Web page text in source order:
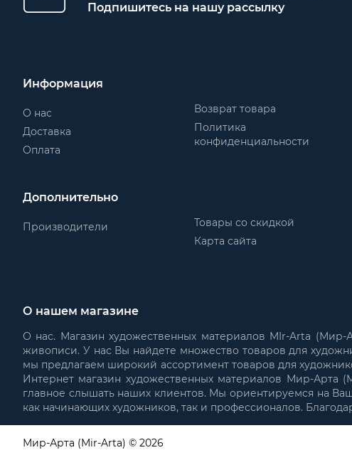
Подпишитесь на нашу рассылку
Информация
О нас
Доставка
Оплата
Возврат товара
Политика
конфиденциальности
Дополнительно
Производители
Товары со скидкой
Карта сайта
О нашем магазине
О нас. Магазин художественных материалов MIr-Arta
живописи. У нас Вы найдете множество товаров для
мы предлагаем широкий ассортимент товаров для
Интернет магазин художественных материалов Мир-
главное слышать наших клиентов. Мы ориентируемся на
как начинающих художников, так и профессионалов.
Мир-Арта (Mir-Arta) © 2026